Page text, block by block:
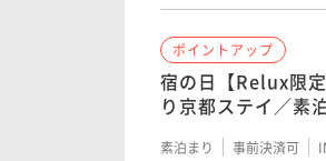
ポイントアップ
宿の日【Relux限
り京都ステイ／素
素泊まり 事前決済可